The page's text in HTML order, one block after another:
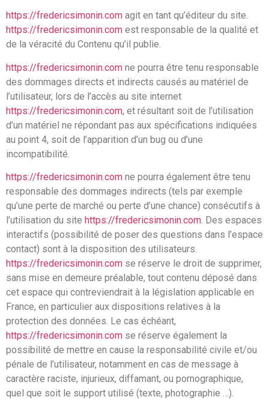
https://fredericsimonin.com agit en tant qu’éditeur du site.
https://fredericsimonin.com est responsable de la qualité et
de la véracité du Contenu qu’il publie.
https://fredericsimonin.com ne pourra être tenu responsable
des dommages directs et indirects causés au matériel de
l’utilisateur, lors de l’accès au site internet
https://fredericsimonin.com, et résultant soit de l’utilisation
d’un matériel ne répondant pas aux spécifications indiquées
au point 4, soit de l’apparition d’un bug ou d’une
incompatibilité.
https://fredericsimonin.com ne pourra également être tenu
responsable des dommages indirects (tels par exemple
qu’une perte de marché ou perte d’une chance) consécutifs à
l’utilisation du site https://fredericsimonin.com. Des espaces
interactifs (possibilité de poser des questions dans l’espace
contact) sont à la disposition des utilisateurs.
https://fredericsimonin.com se réserve le droit de supprimer,
sans mise en demeure préalable, tout contenu déposé dans
cet espace qui contreviendrait à la législation applicable en
France, en particulier aux dispositions relatives à la
protection des données. Le cas échéant,
https://fredericsimonin.com se réserve également la
possibilité de mettre en cause la responsabilité civile et/ou
pénale de l’utilisateur, notamment en cas de message à
caractère raciste, injurieux, diffamant, ou pornographique,
quel que soit le support utilisé (texte, photographie …).